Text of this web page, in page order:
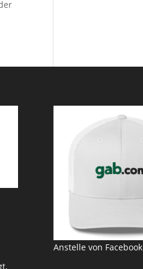
Anstelle von Facebook